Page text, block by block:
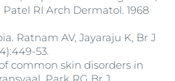
RI Arch Dermatol. 1968
Ratnam AV, Jayaraju K, Br J
53.
common skin disorders in